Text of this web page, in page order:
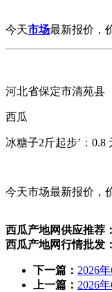
今天市场最新报价，
河北省保定市清苑县
西瓜
冰糖子2斤起步’：0.8
今天市场最新报价，
西瓜产地网供应推荐：
西瓜产地网行情批发：
下一篇： 2026
上一篇： 2026